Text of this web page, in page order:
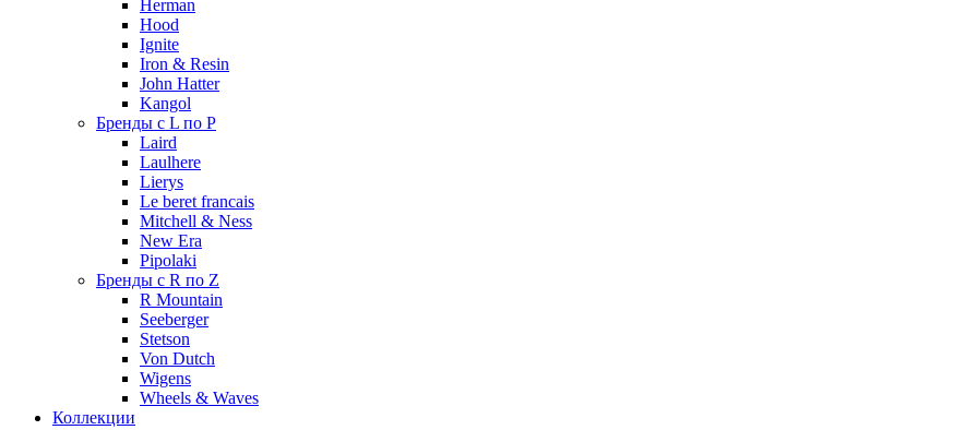
Herman
Hood
Ignite
Iron & Resin
John Hatter
Kangol
Бренды с L по P
Laird
Laulhere
Lierys
Le beret francais
Mitchell & Ness
New Era
Pipolaki
Бренды с R по Z
R Mountain
Seeberger
Stetson
Von Dutch
Wigens
Wheels & Waves
Коллекции